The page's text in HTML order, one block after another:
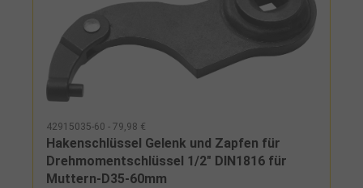
42915035-60 - 79,98 €
Hakenschlüssel Gelenk und Zapfen für
Drehmomentschlüssel 1/2" DIN1816 für
Muttern-D35-60mm